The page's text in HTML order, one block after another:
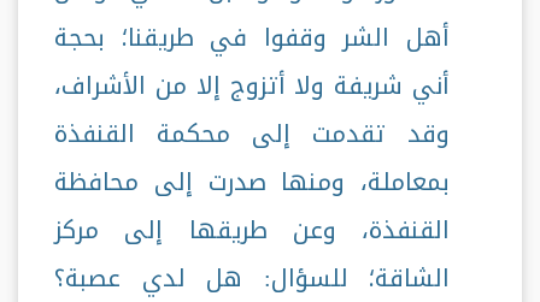
أهل الشر وقفوا في طريقنا؛ بحجة
أني شريفة ولا أتزوج إلا من الأشراف،
وقد تقدمت إلى محكمة القنفذة
بمعاملة، ومنها صدرت إلى محافظة
القنفذة، وعن طريقها إلى مركز
الشاقة؛ للسؤال: هل لدي عصبة؟